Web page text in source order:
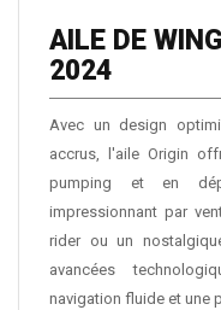
AILE DE
2024
Avec un design
accrus, l'aile Origin
pumping et en
impressionnant par
rider ou un
avancées
navigation fluide et une